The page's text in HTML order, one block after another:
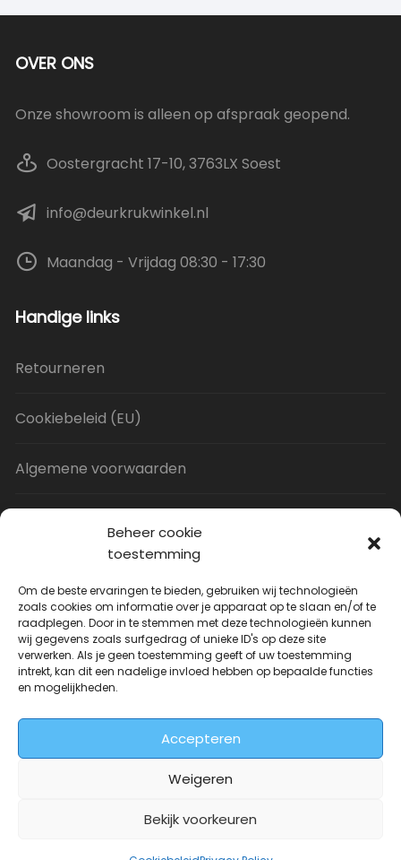
Beheer cookie
toestemming
Om de beste ervaringen te bieden, gebruiken wij technologieën
zoals cookies om informatie over je apparaat op te slaan en/of te
raadplegen. Door in te stemmen met deze technologieën kunnen
wij gegevens zoals surfgedrag of unieke ID's op deze site
verwerken. Als je geen toestemming geeft of uw toestemming
intrekt, kan dit een nadelige invloed hebben op bepaalde functies
en mogelijkheden.
Accepteren
Weigeren
Bekijk voorkeuren
OVER ONS
Onze showroom is alleen op afspraak geopend.
Oostergracht 17-10, 3763LX Soest
info@deurkrukwinkel.nl
Maandag - Vrijdag 08:30 - 17:30
Handige links
Retourneren
Cookiebeleid (EU)
Algemene voorwaarden
Uitverkoop
JNF Deurklink gebogen 16mm
prijs
was:
prijs
is:
Deurkrukwinkel.nl is onderdeel van
DeurbeslagGigant